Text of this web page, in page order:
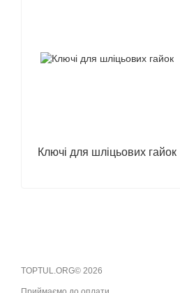
Ключі для шліцьових гайок
TOPTUL.ORG© 2026